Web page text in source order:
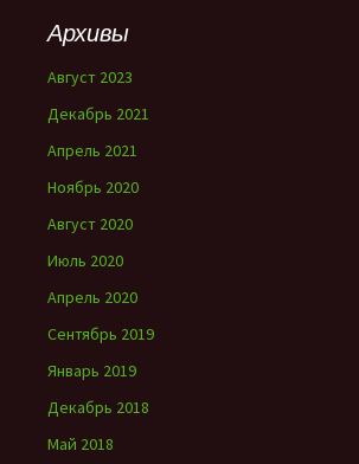
Архивы
Август 2023
Декабрь 2021
Апрель 2021
Ноябрь 2020
Август 2020
Июль 2020
Апрель 2020
Сентябрь 2019
Январь 2019
Декабрь 2018
Май 2018